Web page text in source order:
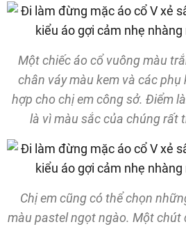
Một chiếc áo cổ vuông màu
chân váy màu kem và các
hợp cho chị em công sở. Điểm
là vì màu sắc của chúng rất
Chị em cũng có thể chọn
màu pastel ngọt ngào. Một chút